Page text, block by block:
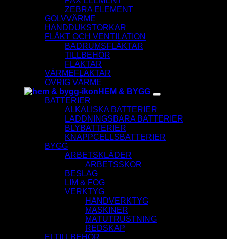
ZEBRA ELEMENT
GOLVVÄRME
HANDDUKSTORKAR
FLÄKT OCH VENTILATION
BADRUMSFLÄKTAR
TILLBEHÖR
FLÄKTAR
VÄRMEFLÄKTAR
ÖVRIG VÄRME
HEM & BYGG
BATTERIER
ALKALISKA BATTERIER
LADDNINGSBARA BATTERIER
BLYBATTERIER
KNAPPCELLSBATTERIER
BYGG
ARBETSKLÄDER
ARBETSSKOR
BESLAG
LIM & FOG
VERKTYG
HANDVERKTYG
MASKINER
MÄTUTRUSTNING
REDSKAP
ELTILLBEHÖR